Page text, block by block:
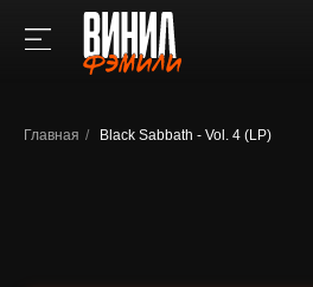
Главная / Black Sabbath - Vol. 4 (LP)